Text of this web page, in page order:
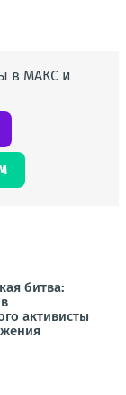
в МАКС и
битва:
активисты